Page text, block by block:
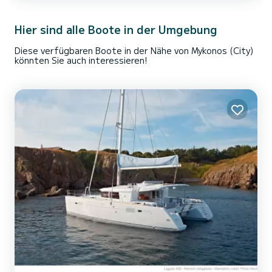
sanften M...
Hier sind alle Boote in der Umgebung
Diese verfügbaren Boote in der Nähe von Mykonos (City)
könnten Sie auch interessieren!